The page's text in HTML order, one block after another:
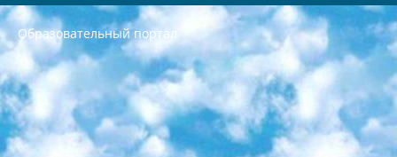
Образовательный портал
РЕСПУБЛИКА УЗБЕКИСТАН МИНИСТРЕРСТВО ДОШКОЛЬНОГО И ШКОЛЬНОГО ОБРАЗОВАНИЯ КОМАНДА в общеобразовательных учреждениях в 2023-2024 учебном году организация и проведение итоговой государственной аттестации обучающихся о Министра дошкольного и школьного образования Республики Узбекистан от 4 марта 2008 года (постановлением Минюста от 20 марта 2008 года № 1778 государственной регистрации) «Итоговое состояние учащихся общего среднего образования на основании положения об утверждении положения об аттестации общего среднего образования выпускной экзамен студентов в образовательных учреждениях в 2023-2024 учебном году В целях организации и прохождения аттестации приказываю: 1. Следующее: перечень предметов, по которым будет проводиться итоговая государственная аттестация и экзамен формы перевода согласно приложению 1; сертификаты международного образца, оценивающие уровень владения иностранными языками перечень согласно приложению 2; 2. Педагогический при специализированных образовательных учреждениях. научно-практический центр квалификации и международной оценки (Д.Давидова) 2024 г. До 25 марта: задания по предметам, по которым будет проводиться итоговая аттестация разработка и утверждение технических условий; итоговая аттестация на основании разработанного предметного задания разработка вопросов по предметам (устно и письменно), экзамен передача; общеобразовательные средние школы и специальные учебные заведения учащиеся выпускных классов школ и интернатов в агентской системе подготовка базы данных экзаменационных материалов и критериев оценки; перевод базы экзаменационных материалов на все языки обучения подать в Республиканский образовательный центр для изготовления; варианты экзаменов на основе разработанных контрольных материалов пусть будут поставлены задачи формирования. 3. Республиканский образовательный центр (Ш.Худайкулов) до 5 апреля 2024 года. до: база данных предоставленных экзаменационных материалов на все языки обучения перевод и экспертиза; для слепых, слабовидящих, глухих, слабослышащих и умственно отсталых детей учащиеся выпускных классов специализированных школ и школ-интернатов база данных экзаменационных материалов на всех преподаваемых языках подготовка критериев оценки; специализированные школы для умственно отсталых детей и технологии для учащихся выпускных классов школ-интернатов разработка соответствующих рекомендаций и критериев проведения ЕГЭ по естествознанию давать задания. 4. Педагогический при специализированных образовательных учреждениях. Научно-практический центр навыков и международной оценки (Д.Давидова), Республика образовательный центр (Худайкулов Ш.) итоговый государственный аттестационный экзамен ориентирован на творческое и логическое мышление при подготовке базы материалов учитывать введение заданий. 5. Следует отметить, что: сертификат государственного образца о знании общеобразовательного предмета и как минимум национальный уровень B1 по предметам на иностранных языках, указанным в Приложении 2. или международно признанный сертификат эквивалентного уровня студенты, изучающие определенный предмет, освобождаются от экзамена; по соответствующим предметам запланирована итоговая государственная аттестация за день до дня, путем жеребьевки Рабочей группой (в письменной форме по предметам, проводимым в форме) из числа сформированных вариантов выбрано 2 варианта; 2 выбранных варианта экзамена анонсированы на официальном сайте министерства и все выпускники по всей стране на основе этих вариантов проводит итоговую государственную аттестацию. 6. Государственное образование учащихся средних общеобразовательных учреждений. знания в соответствии с квалификационными требованиями, которые необходимо приобрести на основании стандартов итоговый (выпускной) контроль для 9 и 11 классов в целях тестирования Экзамены (далее – экзамены) состоят из предметов, перечисленных в приложении 1. будет сделано. 7. Экзамены пройдут с 26 мая по 15 июня 2024 г. (кроме науки физического воспитания). 8. Физическая для учащихся 9 классов общесредних образовательных учреждений. Экзамены по предмету «Образование, квалификация медицина» 1-6 мая 2024 года. сотрудники перевести под присмотр (с отклонениями в физическом или умственном развитии) специализированная школа для детей, школы-интернаты и со сколиозом школы-интернаты санаторного типа для больных детей исключены). 9. Он был слепым, слабовидящим и имел нарушения опорно-двигательного аппарата. экзамены в специализированных школах и интернатах для детей должны проводиться исходя из требований, предъявляемых к общеобразовательным учреждениям (физкультура кроме науки). 10. Специализированная школа для глухих и слабослышащих детей. и экзамены в интернатах и быть реализован в виде письменного теста по математике. 11. Специальность для умственно отсталых детей. Для 9 класса Родной язык и литературное письмо Государственный язык (язык обучения – узбекский). для неклассов) написано Математическое письмо Письменная/устная история Узбекистана Физическое воспитание практично Итоговый контроль Для 11 класса Написание родного языка и литературы (эссе) Математическое письмо Узбекский язык (обучение на узбекском языке) не посещающее общее среднее образование для учреждений)/Образовательное учреждение выбор письменный и устный Иностранный язык письменный/устный Письменная/устная история Узбекистана *По выбору студента:  Химия  Физика  Основы государственного права  География 10 бесплатных образовательных ресурсов - Мы составили подборку онлайн-проектов с интерактивными упражнениями, видеолекциями и статьями. Они помогут вам обрести новые и освежить старые знания бесплатно. 1. «ИНТУИТ» Старейшая образовательная площадка Рунета. Здесь вы найдёте сотни текстовых и видеокурсов на десятки различных тем — от программирования до психологии. Многие курсы подготовлены российскими университетами и крупными международными компаниями вроде Intel и Microsoft. Самостоятельное обучение бесплатное, но желающие могут оплатить услуги персональных наставников. 2. «Смартия» знакомит с актуальными профессиями и подсказывает, как им обучаться. Выбрав заинтересовавшую вас специальность — SMM-специалист, фотограф, веб-дизайнер или другую, — увидите список необходимых для неё умений. Чтобы вы могли освоить их самостоятельно, для каждого умения площадка отображает подборку ссылок на учебные материалы. Хотя «Смартия» ориентируется на русскоязычную аудиторию, часть контента всё же доступна только на английском. 3. «Лекторий Физтеха» Проект Московского физико-технического института (Физтеха). С его помощью вы можете смотреть онлайн серии лекций, записанные на видео в этом вузе. В числе доступных предметов — физика, биология, химия, информационные технологии и другие. К некоторым лекциям администрация ресурса прилагает готовые конспекты, которые можно скачивать в PDF-формате. 4. ITMOcourses Онлайн-площадка Санкт-Петербургского национального исследовательского университета информационных технологий, механики и оптики (ИТМО). Ресурс предоставляет свободный доступ к курсам, разработанным в этом вузе. Каталог материалов разбит на четыре категории: «Оптические системы и технологии», «Приборостроение и робототехника», «Информационные технологии» и «Биотехнологии». Курсы состоят из видеолекций, интерактивных демонстраций и заданий. 5. «КиберЛенинка» Электронная научная библиотека открытого доступа. Каталог площадки регулярно обрастает текстами статей из различных научных изданий. Сгруппированные по журналам и рубрикам публикации можно читать онлайн или скачивать целиком в PDF-формате. Проект нацелен на популяризацию науки за счёт открытого доступа к качественной информации. 6. «ПостНаука» На этом ресурсе публикуют подборки видеолекций, составленные экспертами из разных отраслей и объединённые общими темами. Среди них, к примеру, есть серии «Биоинформатика и геномика», «Культура средневековой Скандинавии» и Cinema Studies о теории кино. Каждая подборка лекций — логически связанная история, рассказанная экспертом от первого лица. Кроме того, на сайте появляются научно-образовательные статьи и тесты на разные темы. 7. «Newочём» Команда проекта «Newочём» отбирает самые интересные тексты из англоязычных СМИ и переводит те из них, за которые голосуют участники сообщества «ВКонтакте». По большей части это научно-популярные статьи. Редакторы придумывают лишь заголовки, в остальном содержание переводов соответствует оригиналам. Полные тексты можно читать прямо в социальной сети. 8. InternetUrok Онлайн-база материалов по основным дисциплинам школьной программы. Информация на сайте структурирована по классам, предметам и темам (урокам). Каждый урок состоит из видеолекций и конспектов. Есть также интерактивные тренажёры и тесты для закрепления пройденного материала. Даже если вы давно окончили школу, возможность повторить программу старших классов всегда может пригодиться. 9. Edutainme Ещё один ресурс об образовании. В отличие от Newtonew, как мне кажется, Edutainme больше ориентируется на представителей индустрии: педагогов, предпринимателей, разработчиков образовательных проектов. Но и любой, кто просто стремится к саморазвитию, найдёт на сайте много полезного и интересного для себя. Например, информацию о новых курсах и образовательных сервисах. 10. Newtonew Онлайн-медиа об образовании и обучении в широком смысле. Авторы Newtonew пишут об инструментах, заведениях, тактиках и стратегиях, которые помогают учить других и получать новые знания самостоятельно. На этой площадке вы найдёте новости, обзоры, аналитические мат